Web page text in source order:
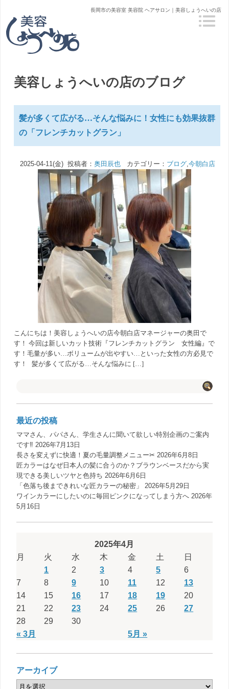
長岡市の美容室 美容院 ヘアサロン｜美容しょうへいの店
美容しょうへいの店のブログ
髪が多くて広がる…そんな悩みに！女性にも効果抜群
の「フレンチカットグラン」
2025-04-11(金) 投稿者： 奥田辰也カテゴリー： ブログ,今朝白店
こんにちは！美容しょうへいの店今朝白店マネージャーの奥田で
す！ 今回は新しいカット技術『フレンチカットグラン 女性編』で
す！毛量が多い…ボリュームが出やすい…といった女性の方必見で
す！ 髪が多くて広がる…そんな悩みに […]
最近の投稿
ママさん、パパさん、学生さんに聞いて欲しい特別企画のご案内
です‼️ 2026年7月13日
長さを変えずに快適！夏の毛量調整メニュー✂︎ 2026年6月8日
匠カラーはなぜ日本人の髪に合うのか？ブラウンベースだから実
現できる美しいツヤと色持ち 2026年6月6日
「色落ち後まできれいな匠カラーの秘密」
2026年5月29日
ワインカラーにしたいのに毎回ピンクになってしまう方へ 2026年
5月16日
2025年4月
月
火 水 木 金 土 日
« 3月 5月 »
1 2 3 4 5
6
7
8 9 10 11 12
13
14
15 16 17 18 19
20
21
22 23 24 25 26
27
28
29 30
アーカイブ